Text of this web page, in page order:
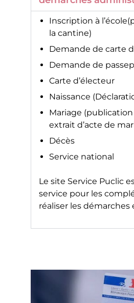
Inscription à
la cantine)
Demande de carte
Demande de
Carte d’électeur
Naissance
Mariage (publication
extrait d’acte de
Décès
Service national
Le site Service Puclic
service pour les
réaliser les démarches